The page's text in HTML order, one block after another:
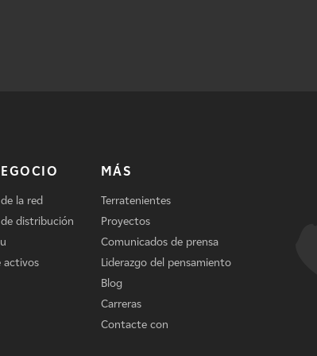
la red
de distribución
activos
MÁS
Terratenientes
Proyectos
Comunicados de prensa
Liderazgo del pensamiento
Blog
Carreras
Contacte con